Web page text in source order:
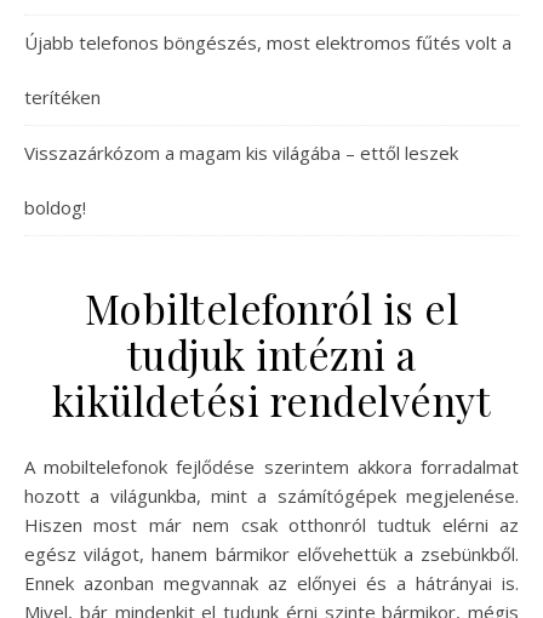
Újabb telefonos böngészés, most elektromos fűtés volt a
terítéken
Visszazárkózom a magam kis világába – ettől leszek
boldog!
Mobiltelefonról is el
tudjuk intézni a
kiküldetési rendelvényt
A mobiltelefonok fejlődése szerintem akkora forradalmat
hozott a világunkba, mint a számítógépek megjelenése.
Hiszen most már nem csak otthonról tudtuk elérni az
egész világot, hanem bármikor elővehettük a zsebünkből.
Ennek azonban megvannak az előnyei és a hátrányai is.
Mivel, bár mindenkit el tudunk érni szinte bármikor, mégis